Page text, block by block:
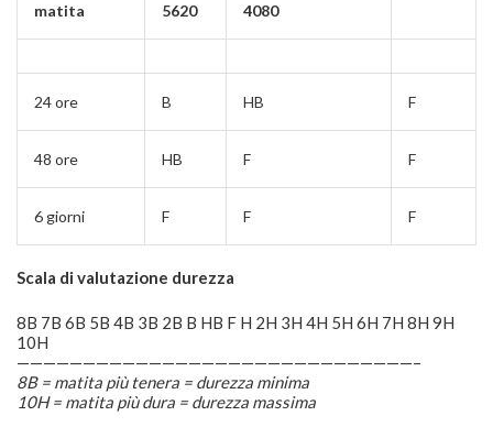
matita
5620
4080
24 ore B HB F
48 ore HB F F
6 giorni F F F
Scala di valutazione durezza
8B 7B 6B 5B 4B 3B 2B B HB F H 2H 3H 4H 5H 6H 7H 8H 9H
10H
——————————————————————————————–
8B = matita più tenera = durezza minima
10H = matita più dura = durezza massima